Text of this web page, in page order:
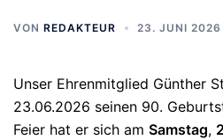
VON REDAKTEUR 23. JUNI 2026
Unser Ehrenmitglied Günther
23.06.2026 seinen 90.
Feier hat er sich am Samstag,